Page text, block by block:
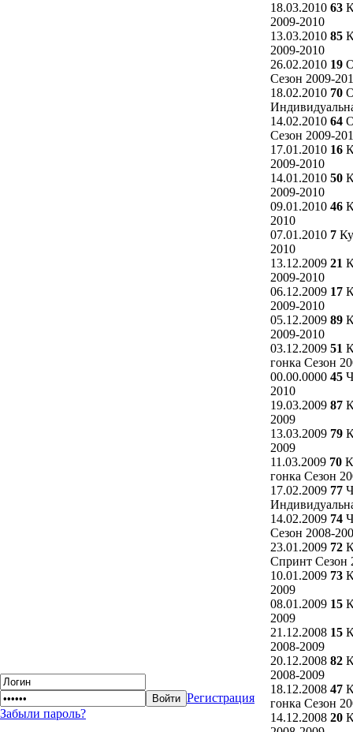
Регистрация
Забыли пароль?
18.03.2010 63
2009-2010
13.03.2010 85
2009-2010
26.02.2010 19
Сезон 2009-
18.02.2010 70
14.02.2010 64
Сезон 2009-
17.01.2010 16
2009-2010
14.01.2010 50
2009-2010
09.01.2010 46
2010
07.01.2010 7
2010
13.12.2009 21
2009-2010
06.12.2009 17
2009-2010
05.12.2009 89
2009-2010
03.12.2009 51
гонка Сезон
00.00.0000 45
2010
19.03.2009 87
2009
13.03.2009 79
2009
11.03.2009 70
гонка Сезон
17.02.2009 77
14.02.2009 74
Сезон 2008-
23.01.2009 72
Спринт Сезон
10.01.2009 73
2009
08.01.2009 15
2009
21.12.2008 15
2008-2009
20.12.2008 82
2008-2009
18.12.2008 47
гонка Сезон
14.12.2008 20